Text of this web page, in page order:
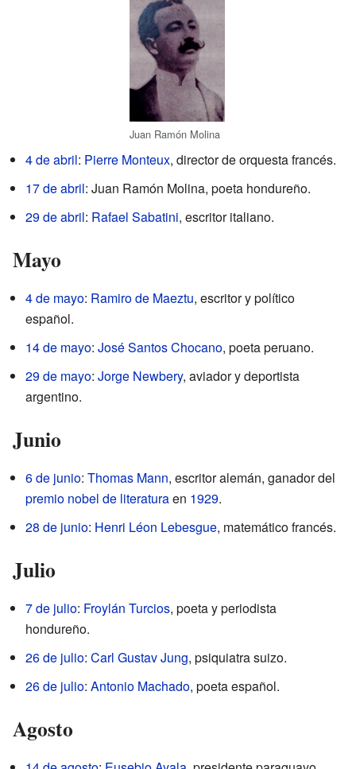
Juan Ramón Molina
4 de abril: Pierre Monteux, director de orquesta francés.
17 de abril: Juan Ramón Molina, poeta hondureño.
29 de abril: Rafael Sabatini, escritor italiano.
Mayo
4 de mayo: Ramiro de Maeztu, escritor y político
español.
14 de mayo: José Santos Chocano, poeta peruano.
29 de mayo: Jorge Newbery, aviador y deportista
argentino.
Junio
6 de junio: Thomas Mann, escritor alemán, ganador del
premio nobel de literaturaen 1929.
28 de junio: Henri Léon Lebesgue, matemático francés.
Julio
7 de julio: Froylán Turcios, poeta y periodista
hondureño.
26 de julio: Carl Gustav Jung, psiquiatra suizo.
26 de julio: Antonio Machado, poeta español.
Agosto